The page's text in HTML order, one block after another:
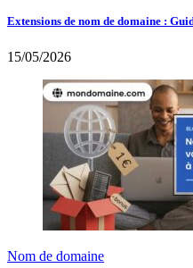
Extensions de nom de domaine :
15/05/2026
Nom de domaine